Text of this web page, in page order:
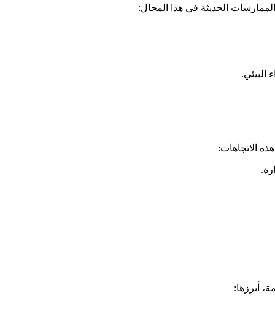
الحديثة في هذا المجال:
البيئي.
الاتجاهات:
أبرزها: